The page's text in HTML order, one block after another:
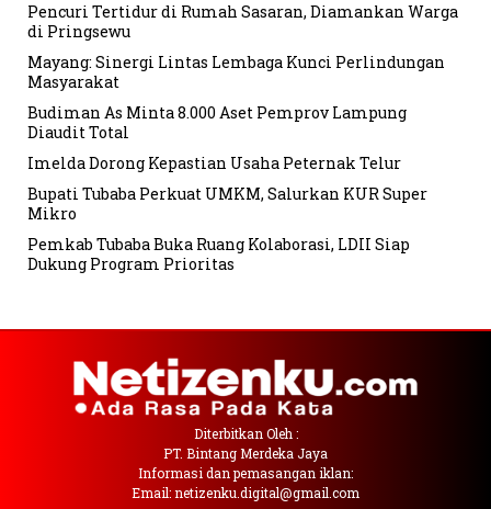
Pencuri Tertidur di Rumah Sasaran, Diamankan Warga
di Pringsewu
Mayang: Sinergi Lintas Lembaga Kunci Perlindungan
Masyarakat
Budiman As Minta 8.000 Aset Pemprov Lampung
Diaudit Total
Imelda Dorong Kepastian Usaha Peternak Telur
Bupati Tubaba Perkuat UMKM, Salurkan KUR Super
Mikro
Pemkab Tubaba Buka Ruang Kolaborasi, LDII Siap
Dukung Program Prioritas
Diterbitkan Oleh :
PT. Bintang Merdeka Jaya
Informasi dan pemasangan iklan:
Email: netizenku.digital@gmail.com